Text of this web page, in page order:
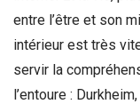
entre l’être et son
intérieur est très
servir la
l’entoure :